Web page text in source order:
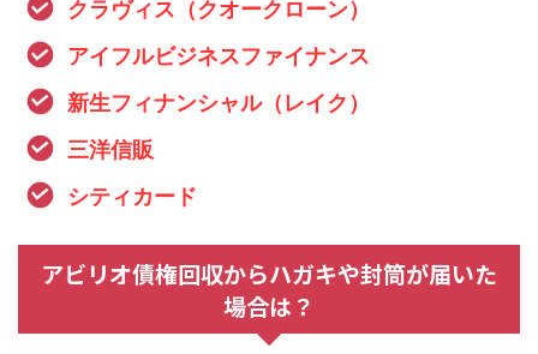
クラヴィス（クオークローン）
アイフルビジネスファイナンス
新生フィナンシャル（レイク）
三洋信販
シティカード
アビリオ債権回収からハガキや封筒が届いた
場合は？